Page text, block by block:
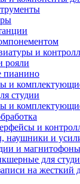
и
рояли
пианино
и
студии
и
и
наушники и
и магнитофоны
для
на жесткий